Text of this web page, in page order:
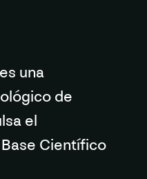
es una
de
el
Científico